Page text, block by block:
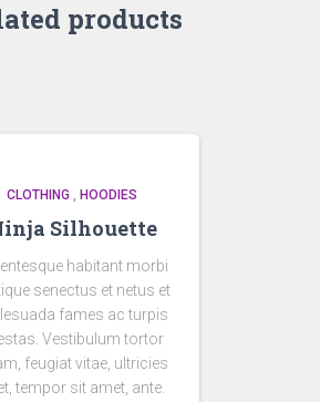
products
CLOTHING , HOODIES
Silhouette
habitant morbi
senectus et netus et
fames ac turpis
Vestibulum tortor
feugiat vitae, ultricies
tempor sit amet, ante.